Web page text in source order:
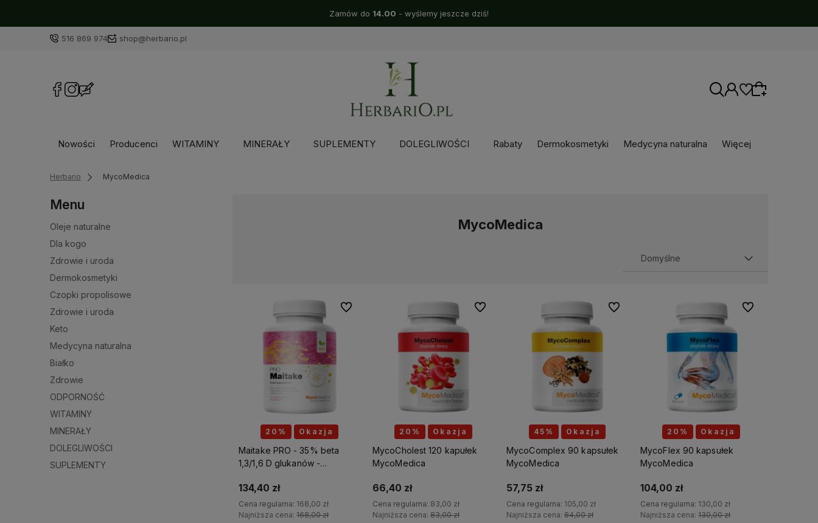
Zamów do 14.00 - wyślemy jeszcze dziś!
516 869 974 shop@herbario.pl
Nowości Producenci WITAMINY MINERAŁY SUPLEMENTY DOLEGLIWOŚCI Rabaty Dermokosmetyki Medycyna naturalna Więcej
Herbario MycoMedica
Menu
Oleje naturalne
Dla kogo
Zdrowie i uroda
Dermokosmetyki
Czopki propolisowe
Zdrowie i uroda
Keto
Medycyna naturalna
Białko
Zdrowie
ODPORNOŚĆ
WITAMINY
MINERAŁY
DOLEGLIWOŚCI
SUPLEMENTY
MycoMedica
20% Okazja
Maitake PRO - 35% beta
1,3/1,6 D glukanów -
MycoMedica
134,40 zł
Cena regularna: 168,00 zł
Najniższa cena: 168,00 zł
Do ulubionych
20% Okazja
MycoCholest 120 kapułek
MycoMedica
66,40 zł
Cena regularna: 83,00 zł
Najniższa cena: 83,00 zł
Do ulubionych
45% Okazja
MycoComplex 90 kapsułek
MycoMedica
57,75 zł
Cena regularna: 105,00 zł
Najniższa cena: 84,00 zł
Do ulubionych
20% Okazja
MycoFlex 90 kapsułek
MycoMedica
104,00 zł
Cena regularna: 130,00 zł
Najniższa cena: 130,00 zł
Do ulubionych